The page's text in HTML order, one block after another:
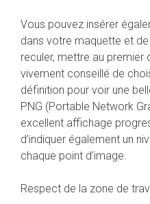
Vous pouvez insérer
dans votre maquette et
reculer, mettre au premier
vivement conseillé de
définition pour voir une
PNG (Portable Network
excellent affichage
d’indiquer également un
chaque point d’image.
Respect de la zone de